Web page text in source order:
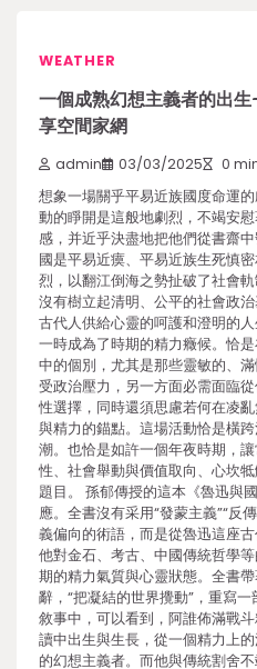
WEATHER
一個成熟幻想主義者的出
享空間家網
admin 03/03/2025 0
想象一場關乎平易近族國度命運
動的睜開是這般地劇烈，不竭安
感，并近乎決盡地把他們從書齋
國是平易近瘼、平易近族生死慎
烈，以翻江倒海之勢扯破了社會
沒有樹立起清明、公平的社會政
古代人供給心靈的呵護和澄明的
一時成為了時期的精力癥候。恰
中的個別，尤其是那些靈敏的、
受政治壓力，另一方面必需面臨
性選擇，同時還須思慮若何在凌
與精力的錨點。這場活動恰是橫
潮。也恰是如許一個年夜時期，
性、社會舉動與價值取向、心坎
題目。 孫郁傳授的這本《魯迅與
應。全書沒有采用“發蒙主義”“反
義偏向的術語，而是從魯迅這座
他對金石、考古、中國傳統哲學
期的精力氣質與心靈狀態。全書
辭，“把凝結的世界攪動”，重寫
敘事中，可以看到，阿誰佈滿戰
讀中出生與生長，從一個精力上
的幻想主義者。而他與傳統割舍